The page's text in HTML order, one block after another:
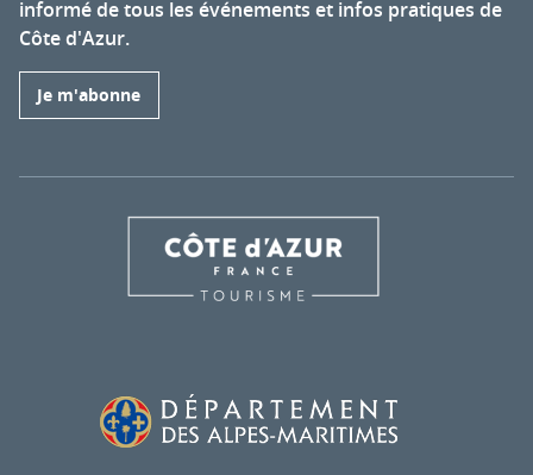
informé de tous les événements et infos pratiques de
Côte d'Azur.
Je m'abonne